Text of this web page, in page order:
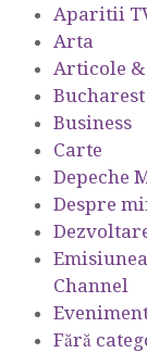
Aparitii
Arta
Articole
Bucharest
Business
Carte
Depeche
Despre
Channel
Fără